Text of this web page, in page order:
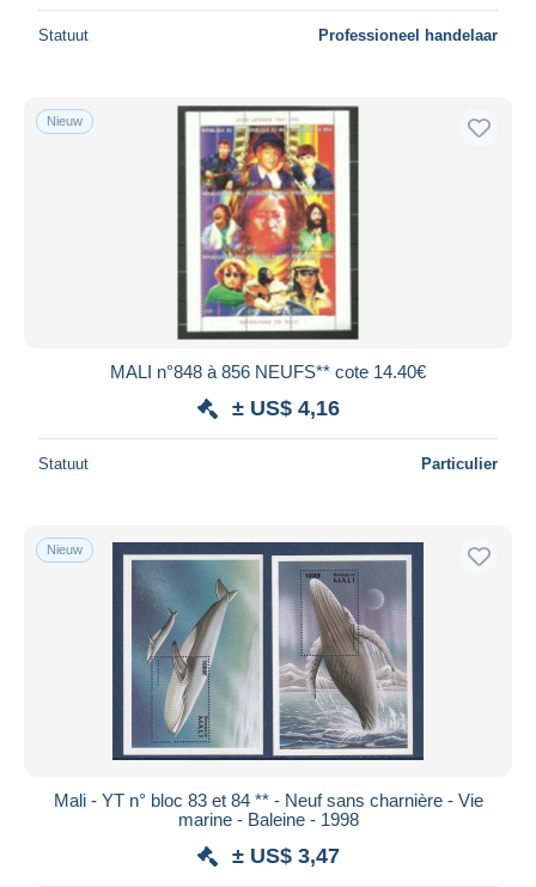
Statuut Professioneel handelaar
Nieuw
MALI n°848 à 856 NEUFS** cote 14.40€
± US$ 4,16
Statuut Particulier
Nieuw
Mali - YT n° bloc 83 et 84 ** - Neuf sans charnière - Vie
marine - Baleine - 1998
± US$ 3,47